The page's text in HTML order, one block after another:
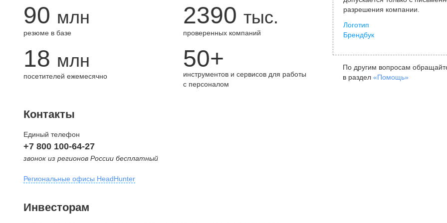
90 млн
резюме в базе
2390 тыс.
проверенных компаний
18 млн
посетителей ежемесячно
50+
инструментов и сервисов для работы
с персоналом
разрешения компании.
Логотип
Брендбук
По другим вопросам
в раздел «Помощь»
Контакты
Единый телефон
+7 800 100-64-27
звонок из регионов России бесплатный
Региональные офисы HeadHunter
внутригородская территория
Инвесторам